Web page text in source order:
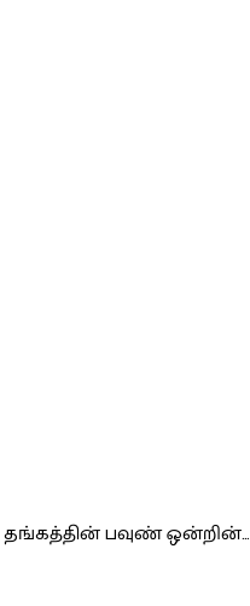
தங்கத்தின் பவுண் ஒன்றின்…